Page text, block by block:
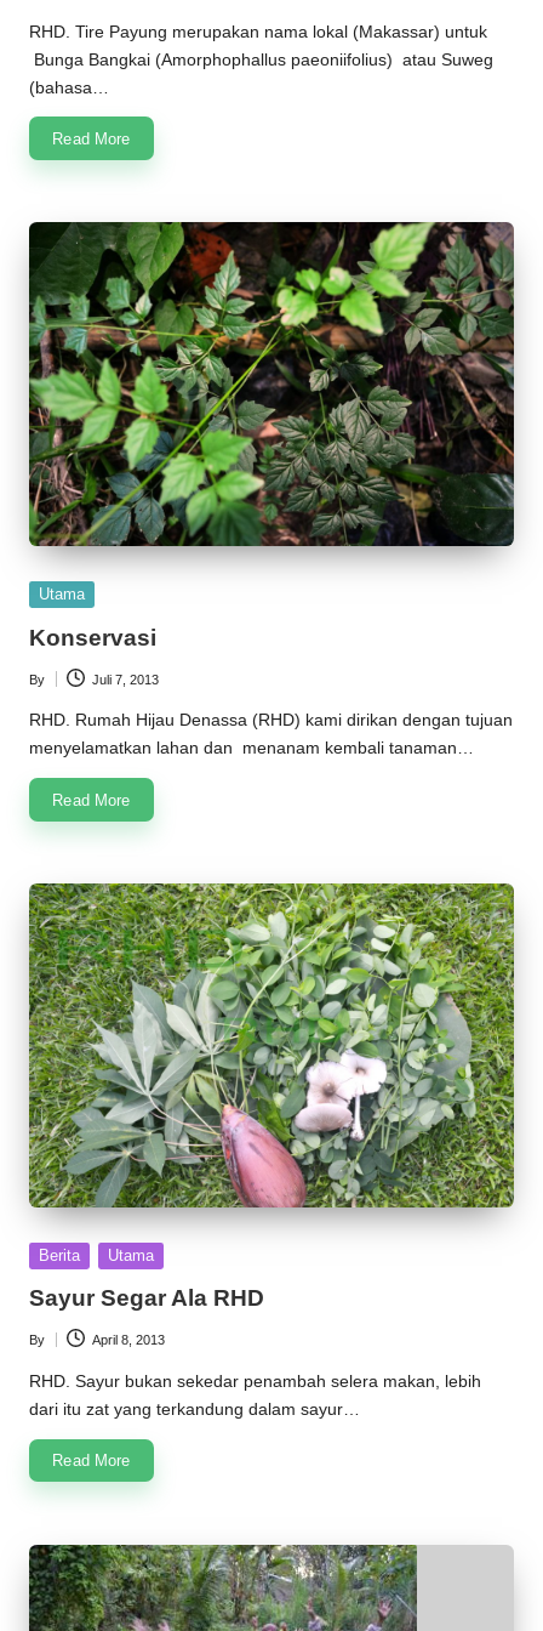
by
RHD. Tire Payung merupakan nama lokal (Makassar) untuk
Bunga Bangkai (Amorphophallus paeoniifolius) atau Suweg
(bahasa…
Read More
Posted
Utama
Konservasi
Posted
by
By Juli 7, 2013
RHD. Rumah Hijau Denassa (RHD) kami dirikan dengan tujuan
menyelamatkan lahan dan menanam kembali tanaman…
Read More
Posted
Berita Utama
Sayur Segar Ala RHD
Posted
by
By April 8, 2013
RHD. Sayur bukan sekedar penambah selera makan, lebih
dari itu zat yang terkandung dalam sayur…
Read More